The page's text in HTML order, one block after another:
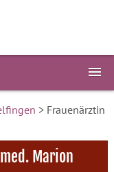
> Frauenärztin
Marion